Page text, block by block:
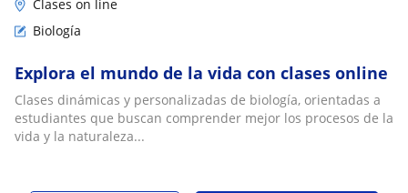
Clases on line
Biología
Explora el mundo de la vida con clases online
Clases dinámicas y personalizadas de biología, orientadas a
estudiantes que buscan comprender mejor los procesos de la
vida y la naturaleza...